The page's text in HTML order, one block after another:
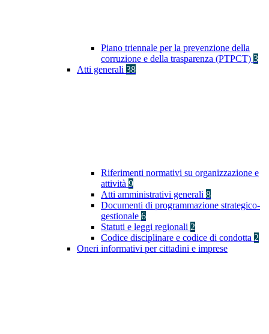
Piano triennale per la prevenzione della
corruzione e della trasparenza (PTPCT) 3
Atti generali 38
Riferimenti normativi su organizzazione e
attività 9
Atti amministrativi generali 8
Documenti di programmazione strategico-
gestionale 6
Statuti e leggi regionali 2
Codice disciplinare e codice di condotta 2
Oneri informativi per cittadini e imprese